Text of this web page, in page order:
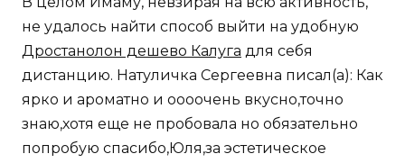
не удалось найти способ выйти на удобную
Дростанолон дешево Калуга для себя
дистанцию. Натуличка Сергеевна писал(а): Как
ярко и ароматно и оооочень вкусно,точно
знаю,хотя еще не пробовала но обязательно
попробую спасибо,Юля,за эстетическое